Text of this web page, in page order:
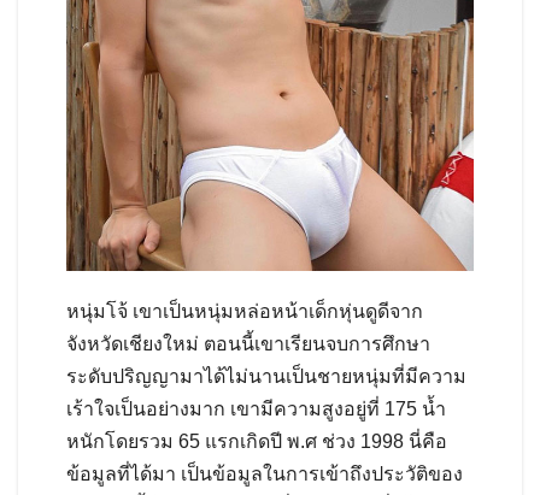
หนุ่มโจ้ เขาเป็นหนุ่มหล่อหน้าเด็กหุ่นดูดีจาก
จังหวัดเชียงใหม่ ตอนนี้เขาเรียนจบการศึกษา
ระดับปริญญามาได้ไม่นานเป็นชายหนุ่มที่มีความ
เร้าใจเป็นอย่างมาก เขามีความสูงอยู่ที่ 175 น้ำ
หนักโดยรวม 65 แรกเกิดปี พ.ศ ช่วง 1998 นี่คือ
ข้อมูลที่ได้มา เป็นข้อมูลในการเข้าถึงประวัติของ